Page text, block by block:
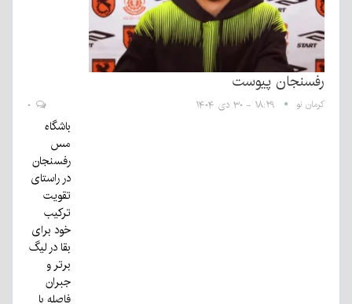
رفسنجان پیوست
کرمان نو ۱۸:۲۹ - ۳۰ دی ۱۴۰۴
باشگاه
مس
رفسنجان
در راستای
تقویت
ترکیب
خود برای
بقا در لیگ
برتر و
جبران
فاصله با